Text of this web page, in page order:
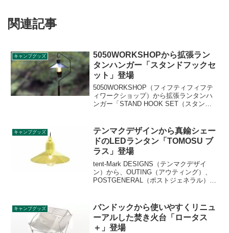
関連記事
キャンプグッズ
5050WORKSHOPから拡張ラン
タンハンガー「スタンドフックセ
ット」登場
5050WORKSHOP（フィフティフィフテ
ィワークショップ）から拡張ランタンハ
ンガー「STAND HOOK SET（スタンド
MINI TRIPOD S/Lにランタンハンガーを
取り付けられる拡張パーツです。詳細を
レビューします。
キャンプグッズ
テンマクデザインから真鍮シェー
ドのLEDランタン「TOMOSU ブ
ラス」登場
tent-Mark DESIGNS（テンマクデザイ
ン）から、OUTING（アウティング）、
POSTGENERAL（ポストジェネラル）と
ンで、シェードは真鍮製です。詳細をレ
ビューします。
キャンプグッズ
バンドックから使いやすくリニュ
ーアルした焚き火台「ロータス
＋」登場